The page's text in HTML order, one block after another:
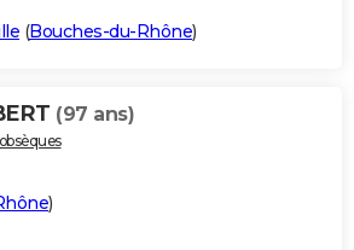
(Bouches-du-Rhône)
(97 ans)
)